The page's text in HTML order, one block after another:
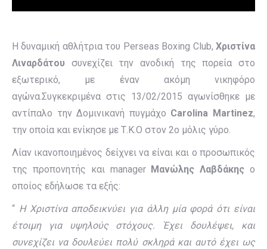
Η δυναμική αθλήτρια του Perseas Boxing Club, Χριστίνα
Λιναρδάτου συνεχίζει την ανοδική της πορεία στο
εξωτερικό, με έναν ακόμη νικηφόρο
αγώνα.Συγκεκριμένα στις 13/02/2015 αγωνίσθηκε με
αντίπαλο την Δομινικανή πυγμάχο Carolina Martinez,
την οποία και ενίκησε με Τ.Κ.Ο στον 2ο μόλις γύρο.
Λίαν ικανοποιημένος δείχνει να είναι και ο προσωπικός
της προπονητής και manager Μανώλης Λαβδάκης ο
οποίος εδήλωσε τα εξής:
“ Η Χριστίνα αποδεικνύει για άλλη μία φορά ότι είναι
έτοιμη για υψηλούς στόχους. Έχει δουλέψει, και
συνεχίζει να δουλεύει πολύ σκληρά και αυτό έχει ως